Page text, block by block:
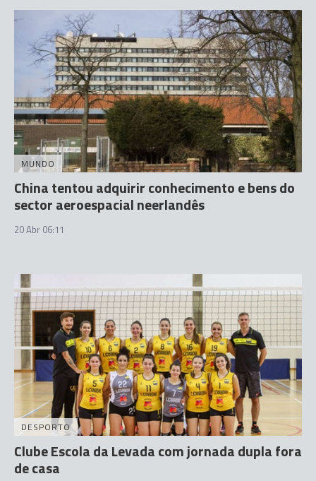
MUNDO
China tentou adquirir conhecimento e bens do
sector aeroespacial neerlandês
20 Abr 06:11
DESPORTO
Clube Escola da Levada com jornada dupla fora
de casa